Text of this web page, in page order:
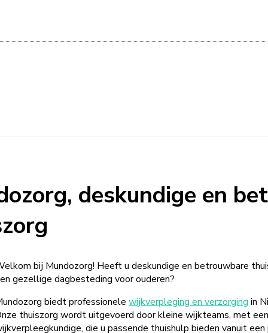
deskundige en
bij Mundozorg! Heeft u deskundige en betrouwbare
gezellige dagbesteding voor ouderen?
biedt professionelewijkverpleging en verzorging in
thuiszorg wordt uitgevoerd door kleine wijkteams, met
die u passende thuishulp bieden vanuit